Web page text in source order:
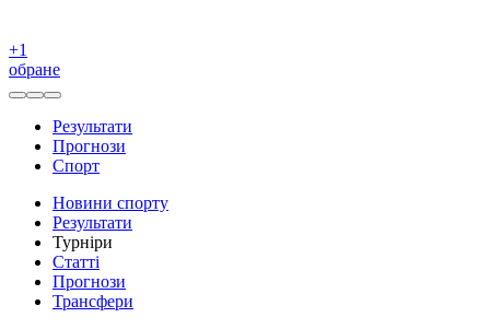
+1
обране
Результати
Прогнози
Спорт
Новини спорту
Результати
Турніри
Статті
Прогнози
Трансфери